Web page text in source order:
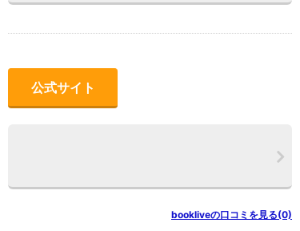
公式サイト
bookliveの口コミを見る(0)